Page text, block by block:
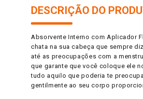
DESCRIÇÃO DO
Absorvente Interno com Aplicador
chata na sua cabeça que sempre
até as preocupações com a
que garante que você coloque ele
tudo aquilo que poderia te
gentilmente ao seu corpo